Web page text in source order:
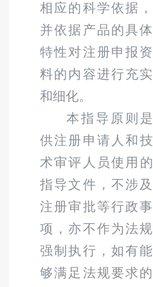
相应的科学依据，
并依据产品的具体
特性对注册申报资
料的内容进行充实
和细化。
本指导原则是
供注册 申请人和 技
术审评 人员使用的
指导文件，不涉及
注册审批等行政事
项，亦不作为法规
强制执行，如有能
够满足法规要求的